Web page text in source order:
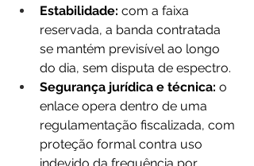
Estabilidade: com a faixa
reservada, a banda contratada
se mantém previsível ao longo
do dia, sem disputa de espectro.
Segurança jurídica e técnica: o
enlace opera dentro de uma
regulamentação fiscalizada, com
proteção formal contra uso
indevido da frequência por